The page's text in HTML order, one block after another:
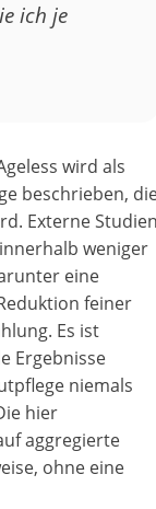
ich je
wird als
beschrieben,
Externe
weniger
eine
feiner
Es ist
Ergebnisse
niemals
hier
aggregierte
ohne eine